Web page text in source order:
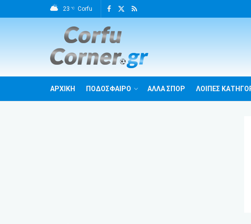
23 °C Corfu
ΑΡΧΙΚΗ ΠΟΔΟΣΦΑΙΡΟ ΑΛΛΑ ΣΠΟΡ ΛΟΙΠΕΣ